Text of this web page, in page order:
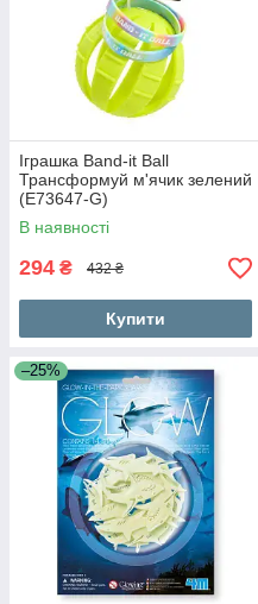
Іграшка Band-it Ball
Трансформуй м'ячик зелений
(E73647-G)
В наявності
294 ₴ 432 ₴
Купити
–25%